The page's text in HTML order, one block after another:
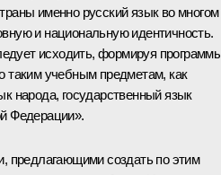
именно русский язык во многом
и национальную идентичность.
исходить, формируя
таким учебным предметам, как
народа, государственный язык
Федерации».
предлагающими создать по этим